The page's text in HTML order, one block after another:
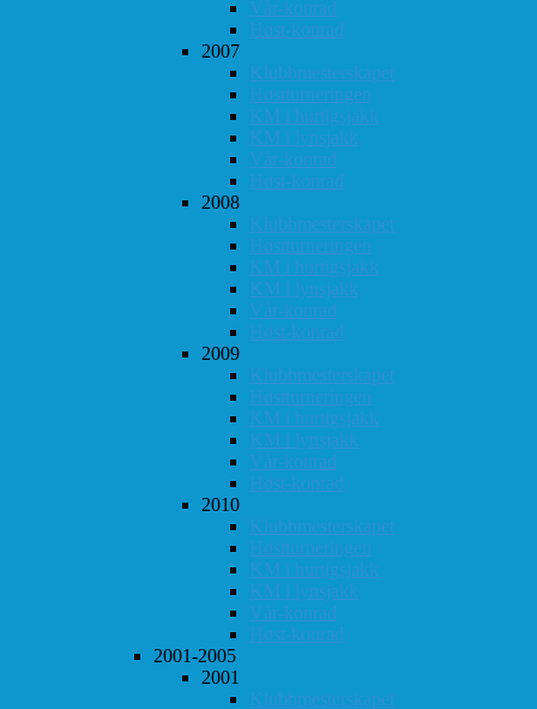
Vår-konrad
Høst-konrad
2007
Klubbmesterskapet
Høstturneringen
KM i hurtigsjakk
KM i lynsjakk
Vår-konrad
Høst-konrad
2008
Klubbmesterskapet
Høstturneringen
KM i hurtigsjakk
KM i lynsjakk
Vår-konrad
Høst-konrad
2009
Klubbmesterskapet
Høstturneringen
KM i hurtigsjakk
KM i lynsjakk
Vår-konrad
Høst-konrad
2010
Klubbmesterskapet
Høstturneringen
KM i hurtigsjakk
KM i lynsjakk
Vår-konrad
Høst-konrad
2001-2005
2001
Klubbmesterskapet